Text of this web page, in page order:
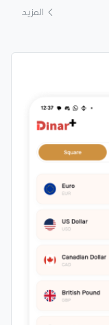
المزيد